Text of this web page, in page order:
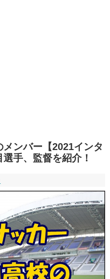
ンバー【2021インタ
手、監督を紹介！